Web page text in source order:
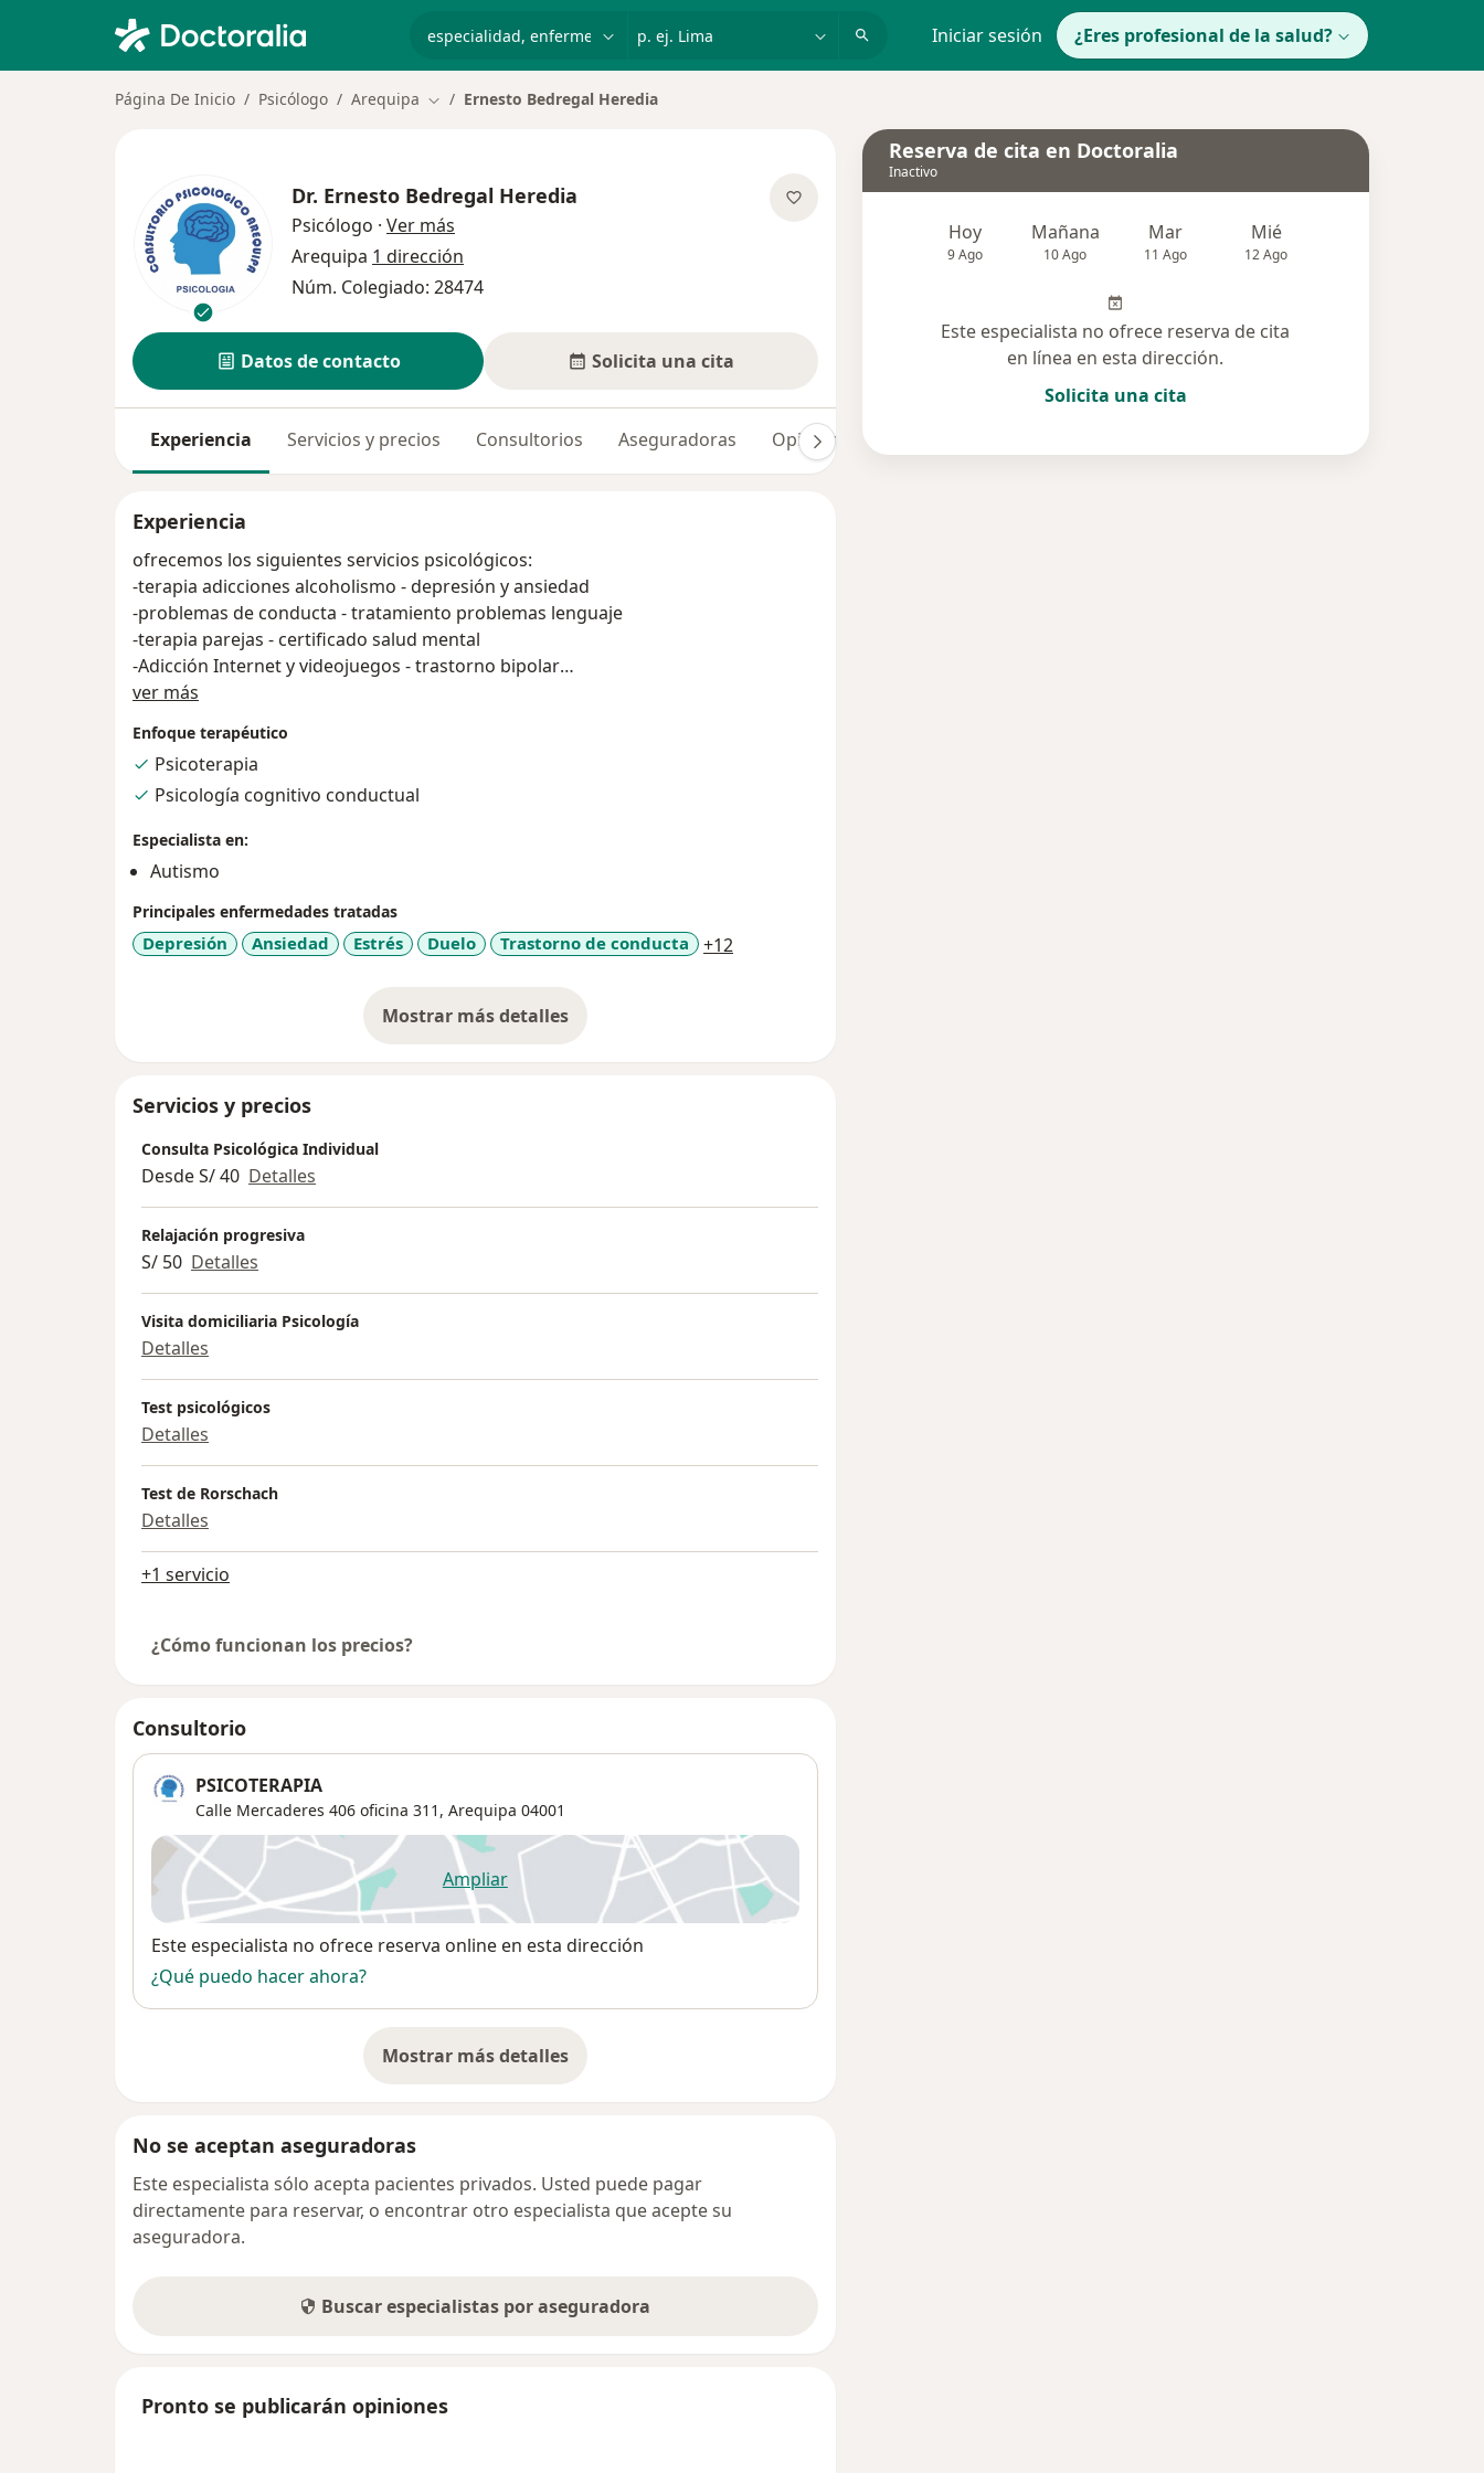
Iniciar sesión ¿Eres profesional de la salud?
Página De Inicio Psicólogo Arequipa Cambiar de ciudad
Ernesto Bedregal Heredia
Dr. Ernesto Bedregal Heredia
Psicólogo · Ver más
Arequipa 1 dirección
Núm. Colegiado: 28474
Datos de contacto Solicita una cita
Experiencia Servicios y precios Consultorios Aseguradoras Opiniones
Experiencia
ofrecemos los siguientes servicios psicológicos:
-terapia adicciones alcoholismo - depresión y ansiedad
-problemas de conducta - tratamiento problemas lenguaje
-terapia parejas - certificado salud mental
-Adicción Internet y videojuegos - trastorno bipolar
-terapia pacientes medicados -autoestima y timidez
-Terapia Cognitivo Conductual
-Ludopatia CERTIFICADO INFORME DE SALUD MENTAL
ver más
Enfoque terapéutico
Psicoterapia
Psicología cognitivo conductual
Especialista en:
Autismo
Principales enfermedades tratadas
Depresión Ansiedad Estrés Duelo Trastorno de conducta +12
Mostrar más detalles
sobre la experiencia
Servicios y precios
Consulta Psicológica Individual
Desde S/ 40 Detalles
Relajación progresiva
S/ 50 Detalles
Visita domiciliaria Psicología
Detalles
Test psicológicos
Detalles
Test de Rorschach
Detalles
+1 servicio
¿Cómo funcionan los precios?
Consultorio
PSICOTERAPIA
Calle Mercaderes 406 oficina 311, Arequipa 04001
Ampliarse abre en una nueva pestaña
Disponibilidad
Este especialista no ofrece reserva online en esta dirección
¿Qué puedo hacer ahora?
Mostrar más detalles
sobre la dirección
No se aceptan aseguradoras
Este especialista sólo acepta pacientes privados. Usted puede pagar
directamente para reservar, o encontrar otro especialista que acepte su
aseguradora.
Buscar especialistas por aseguradora
Pronto se publicarán opiniones
Reserva de cita en Doctoralia
Inactivo
Hoy
9 Ago
Mañana
10 Ago
Mar
11 Ago
Mié
12 Ago
Este especialista no ofrece reserva de cita
en línea en esta dirección.
Solicita una cita